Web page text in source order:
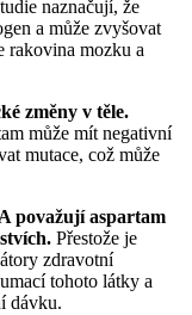
naznačují, že
a může zvyšovat
rakovina mozku a
změny v těle.
může mít negativní
mutace, což může
považují aspartam
Přestože je
zdravotní
tohoto látky a
dávku.